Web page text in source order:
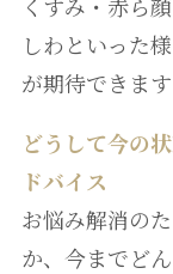
しわといった
が期待できます
どうして今の
ドバイス
お悩み解消の
か、今までど